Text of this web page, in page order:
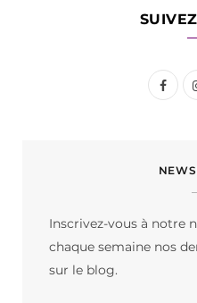
F
e
Inscrivez-vous à notre
chaque semaine nos
sur le blog.